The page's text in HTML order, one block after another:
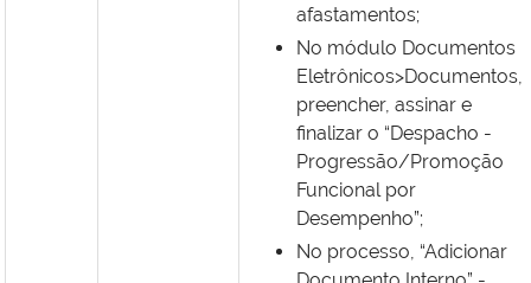
afastamentos;
No módulo Documentos
Eletrônicos>Documentos,
preencher, assinar e
finalizar o “Despacho -
Progressão/Promoção
Funcional por
Desempenho”;
No processo, “Adicionar